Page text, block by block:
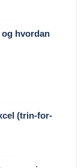
hvordan
(trin-for-